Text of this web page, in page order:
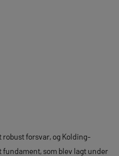
robust forsvar, og Kolding-
som blev lagt under